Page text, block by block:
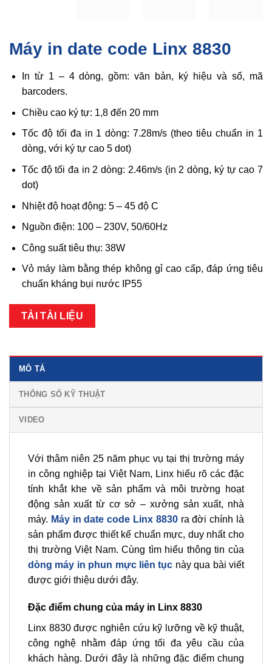
Máy in date code Linx 8830
In từ 1 – 4 dòng, gồm: văn bản, ký hiệu và số, mã
barcoders.
Chiều cao ký tự: 1,8 đến 20 mm
Tốc độ tối đa in 1 dòng: 7.28m/s (theo tiêu chuẩn in 1
dòng, với ký tự cao 5 dot)
Tốc độ tối đa in 2 dòng: 2.46m/s (in 2 dòng, ký tự cao 7
dot)
Nhiệt độ hoạt động: 5 – 45 độ C
Nguồn điện: 100 – 230V, 50/60Hz
Công suất tiêu thụ: 38W
Vỏ máy làm bằng thép không gỉ cao cấp, đáp ứng tiêu
chuẩn kháng bụi nước IP55
TẢI TÀI LIỆU
MÔ TẢ
THÔNG SỐ KỸ THUẬT
VIDEO
Với thâm niên 25 năm phục vụ tại thị trường máy
in công nghiệp tại Việt Nam, Linx hiểu rõ các đặc
tính khắt khe về sản phẩm và môi trường hoạt
động sản xuất từ cơ sở – xưởng sản xuất, nhà
máy. Máy in date code Linx 8830ra đời chính là
sản phẩm được thiết kế chuẩn mực, duy nhất cho
thị trường Việt Nam. Cùng tìm hiểu thông tin của
dòng máy in phun mực liên tục này qua bài viết
được giới thiệu dưới đây.
Đặc điểm chung của máy in Linx 8830
Linx 8830 được nghiên cứu kỹ lưỡng về kỹ thuật,
công nghệ nhằm đáp ứng tối đa yêu cầu của
khách hàng. Dưới đây là những đặc điểm chung